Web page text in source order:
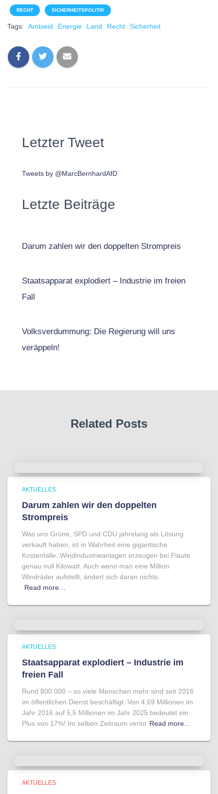
RECHT SICHERHEITSPOLITIK
Tags: Amtseid Energie Land Recht Sicherheit
Letzter Tweet
Tweets by @MarcBernhardAfD
Letzte Beiträge
Darum zahlen wir den doppelten Strompreis
Staatsapparat explodiert – Industrie im freien
Fall
Volksverdummung: Die Regierung will uns
veräppeln!
Related Posts
AKTUELLES
Darum zahlen wir den doppelten
Strompreis
Was uns Grüne, SPD und CDU jahrelang als Lösung
verkauft haben, ist in Wahrheit eine gigantische
Kostenfalle. Windindustrieanlagen erzeugen bei Flaute
genau null Kilowatt. Auch wenn man eine Million
Windräder aufstellt, ändert sich daran nichts.
Read more…
AKTUELLES
Staatsapparat explodiert – Industrie im
freien Fall
Rund 800.000 – so viele Menschen mehr sind seit 2016
im öffentlichen Dienst beschäftigt. Von 4,69 Millionen im
Jahr 2016 auf 5,5 Millionen im Jahr 2025 bedeutet ein
Plus von 17%! Im selben Zeitraum verlor Read more…
AKTUELLES